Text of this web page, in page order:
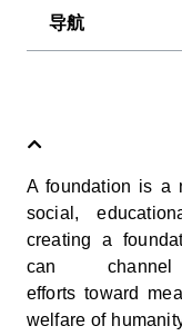
导航
A foundation is a
social,
creating a
can
effortstoward
welfare of